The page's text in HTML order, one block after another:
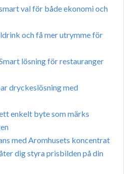
val för både ekonomi och
och få mer utrymme för
lösning för restauranger
dryckeslösning med
enkelt byte som märks
med Aromhusets koncentrat
dig styra prisbilden på din